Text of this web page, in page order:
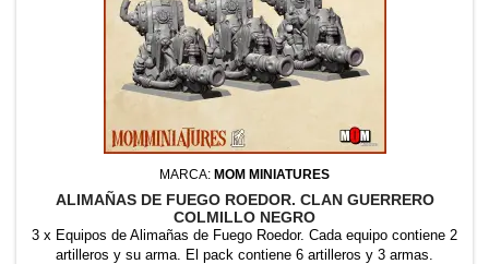
MARCA: MOM MINIATURES
ALIMAÑAS DE FUEGO ROEDOR. CLAN GUERRERO
COLMILLO NEGRO
3 x Equipos de Alimañas de Fuego Roedor. Cada equipo contiene 2
artilleros y su arma. El pack contiene 6 artilleros y 3 armas.